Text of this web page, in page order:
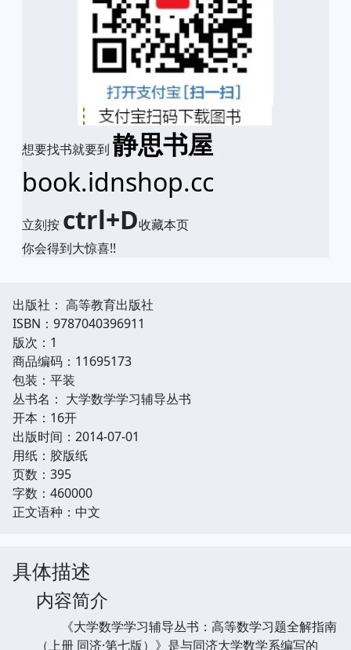
想要找书就要到 静思书屋
book.idnshop.cc
立刻按 ctrl+D收藏本页
你会得到大惊喜!!
出版社： 高等教育出版社
ISBN：9787040396911
版次：1
商品编码：11695173
包装：平装
丛书名： 大学数学学习辅导丛书
开本：16开
出版时间：2014-07-01
用纸：胶版纸
页数：395
字数：460000
正文语种：中文
具体描述
内容简介
《大学数学学习辅导丛书：高等数学习题全解指南
（上册 同济·第七版）》是与同济大学数学系编写的